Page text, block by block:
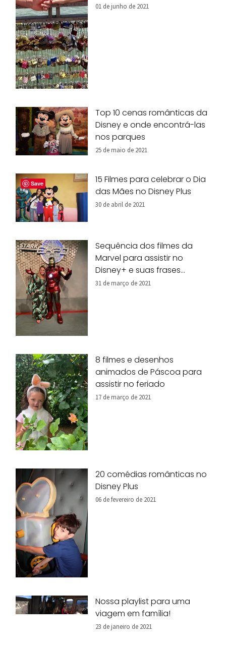
01 de junho de 2021
Top 10 cenas românticas da
Disney e onde encontrá-las
nos parques
25 de maio de 2021
15 Filmes para celebrar o Dia
das Mães no Disney Plus
30 de abril de 2021
Sequência dos filmes da
Marvel para assistir no
Disney+ e suas frases
marcantes
31 de março de 2021
8 filmes e desenhos
animados de Páscoa para
assistir no feriado
17 de março de 2021
20 comédias românticas no
Disney Plus
06 de fevereiro de 2021
Nossa playlist para uma
viagem em família!
23 de janeiro de 2021
Save